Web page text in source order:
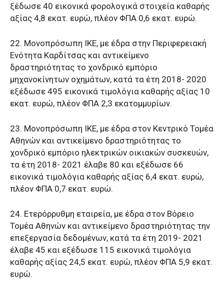
ξέδωσε 40 εικονικά φορολογικά στοιχεία καθαρής
αξίας 4,8 εκατ. ευρώ, πλέον ΦΠΑ 0,6 εκατ. ευρώ.
22. Μονοπρόσωπη ΙΚΕ, με έδρα στην Περιφερειακή
Ενότητα Καρδίτσας και αντικείμενο
δραστηριότητας το χονδρικό εμπόριο
μηχανοκίνητων οχημάτων, κατά τα έτη 2018- 2020
εξέδωσε 495 εικονικά τιμολόγια καθαρής αξίας 10
εκατ. ευρώ, πλέον ΦΠΑ 2,3 εκατομμυρίων.
23. Μονοπρόσωπη ΙΚΕ, με έδρα στον Κεντρικό Τομέα
Αθηνών και αντικείμενο δραστηριότητας το
χονδρικό εμπόριο ηλεκτρικών οικιακών συσκευών,
τα έτη 2018- 2021 έλαβε 80 και εξέδωσε 66
εικονικά τιμολόγια καθαρής αξίας 6,4 εκατ. ευρώ,
πλέον ΦΠΑ 0,7 εκατ. ευρώ.
24. Ετερόρρυθμη εταιρεία, με έδρα στον Βόρειο
Τομέα Αθηνών και αντικείμενο δραστηριότητας την
επεξεργασία δεδομένων, κατά τα έτη 2019- 2021
έλαβε 45 και εξέδωσε 115 εικονικά τιμολόγια
καθαρής αξίας 24,5 εκατ. ευρώ, πλέον ΦΠΑ 5,9 εκατ.
ευρώ.